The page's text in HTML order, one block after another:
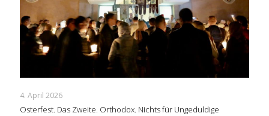
4. April 2026
Osterfest. Das Zweite. Orthodox. Nichts für Ungeduldige